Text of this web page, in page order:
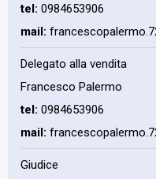
tel: 0984653906
mail:
Delegato alla vendita
Francesco Palermo
tel: 0984653906
mail:
Giudice